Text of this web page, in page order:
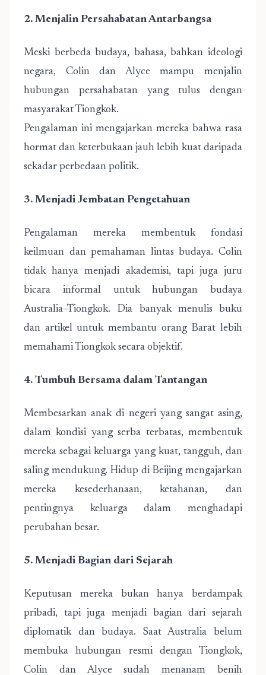
2. Menjalin Persahabatan Antarbangsa
Meski berbeda budaya, bahasa, bahkan ideologi
negara, Colin dan Alyce mampu menjalin
hubungan persahabatan yang tulus dengan
masyarakat Tiongkok.
Pengalaman ini mengajarkan mereka bahwa rasa
hormat dan keterbukaan jauh lebih kuat daripada
sekadar perbedaan politik.
3. Menjadi Jembatan Pengetahuan
Pengalaman mereka membentuk fondasi
keilmuan dan pemahaman lintas budaya. Colin
tidak hanya menjadi akademisi, tapi juga juru
bicara informal untuk hubungan budaya
Australia–Tiongkok. Dia banyak menulis buku
dan artikel untuk membantu orang Barat lebih
memahami Tiongkok secara objektif.
4. Tumbuh Bersama dalam Tantangan
Membesarkan anak di negeri yang sangat asing,
dalam kondisi yang serba terbatas, membentuk
mereka sebagai keluarga yang kuat, tangguh, dan
saling mendukung. Hidup di Beijing mengajarkan
mereka kesederhanaan, ketahanan, dan
pentingnya keluarga dalam menghadapi
perubahan besar.
5. Menjadi Bagian dari Sejarah
Keputusan mereka bukan hanya berdampak
pribadi, tapi juga menjadi bagian dari sejarah
diplomatik dan budaya. Saat Australia belum
membuka hubungan resmi dengan Tiongkok,
Colin dan Alyce sudah menanam benih